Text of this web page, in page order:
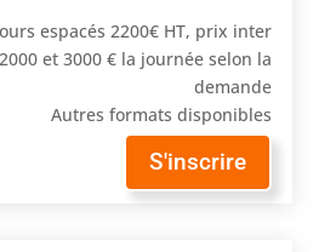
espacés 2200€ HT, prix inter
et 3000 € la journée selon la
demande
Autres formats disponibles
S'inscrire